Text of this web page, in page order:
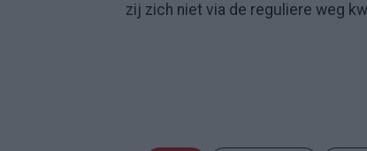
zij zich niet via de reguliere weg